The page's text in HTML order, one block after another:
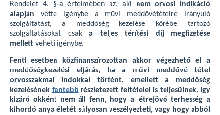
Rendelet 4. §-a értelmében az, aki nem orvosi indikáció
alapján vette igénybe a művi meddővétételre irányuló
szolgáltatást, a meddőség kezelése körébe tartozó
szolgáltatásokat csaka teljes térítési díj megfizetése
mellett veheti igénybe.
Fenti esetben közfinanszírozottan akkor végezhető el a
meddőségkezelési eljárás, ha a művi meddővé tétel
orvosszakmai indokkal történt, emellett a meddőség
kezelésének fentebb részletezett feltételei is teljesülnek, így
kizáró okként nem áll fenn, hogy a létrejövő terhesség a
kihordó anya életét súlyosan veszélyezteti, vagy hogy abból